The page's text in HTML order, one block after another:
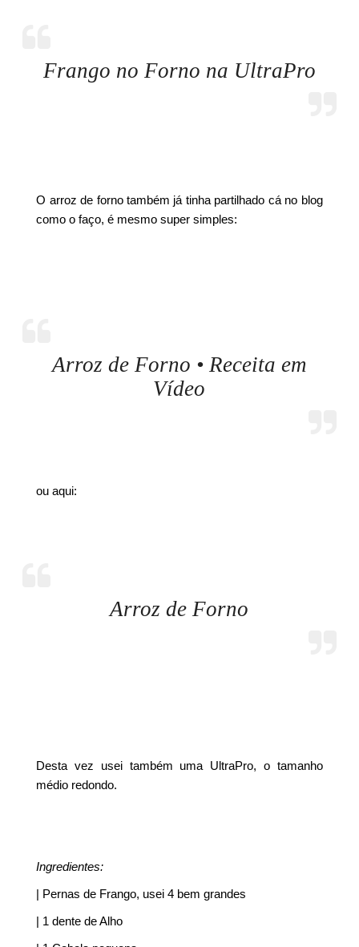
Frango no Forno na UltraPro
O arroz de forno também já tinha partilhado cá no blog
como o faço, é mesmo super simples:
Arroz de Forno • Receita em
Vídeo
ou aqui:
Arroz de Forno
Desta vez usei também uma UltraPro, o tamanho
médio redondo.
Ingredientes:
| Pernas de Frango, usei 4 bem grandes
| 1 dente de Alho